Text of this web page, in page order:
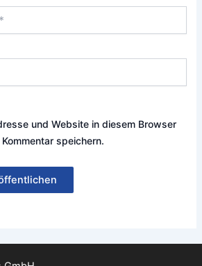
und Website in diesem Browser
speichern.